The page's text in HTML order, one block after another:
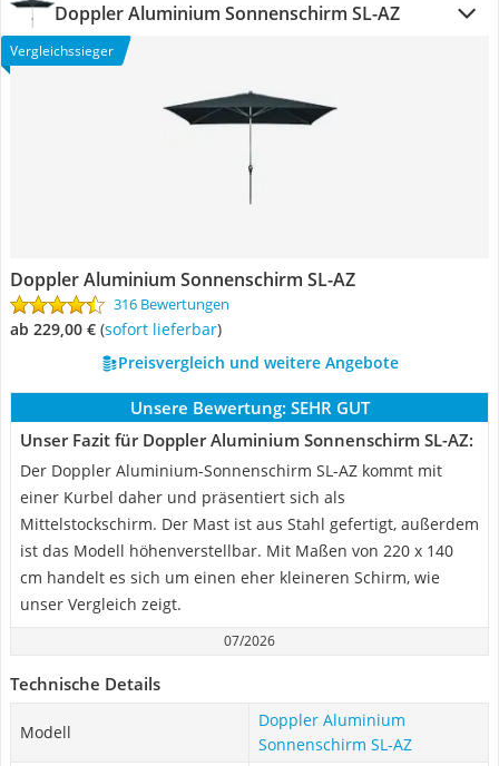
Doppler Aluminium Sonnenschirm SL-AZ
Vergleichssieger
Doppler Aluminium Sonnenschirm SL-AZ
316 Bewertungen
ab 229,00 € ( Sofort lieferbar)
Preisvergleich und weitere Angebote
Unsere Bewertung: SEHR GUT
Unser Fazit für Doppler Aluminium Sonnenschirm SL-AZ:
Der Doppler Aluminium-Sonnenschirm SL-AZ kommt mit
einer Kurbel daher und präsentiert sich als
Mittelstockschirm. Der Mast ist aus Stahl gefertigt, außerdem
ist das Modell höhenverstellbar. Mit Maßen von 220 x 140
cm handelt es sich um einen eher kleineren Schirm, wie
unser Vergleich zeigt.
07/2026
Technische Details
Modell
Doppler Aluminium
Sonnenschirm SL-AZ